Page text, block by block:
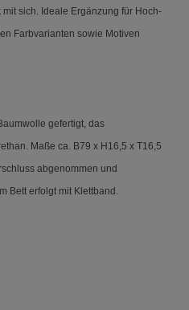
sich. Ideale Ergänzung für Hoch-
Farbvarianten sowie Motiven
gefertigt, das
Maße ca. B79 x H16,5 x T16,5
abgenommen und
Bett erfolgt mit Klettband.